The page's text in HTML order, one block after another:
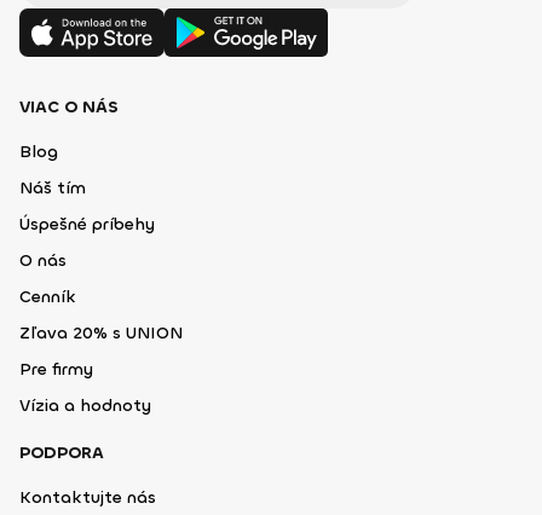
VIAC O NÁS
Blog
Náš tím
Úspešné príbehy
O nás
Cenník
Zľava 20% s UNION
Pre firmy
Vízia a hodnoty
PODPORA
Kontaktujte nás